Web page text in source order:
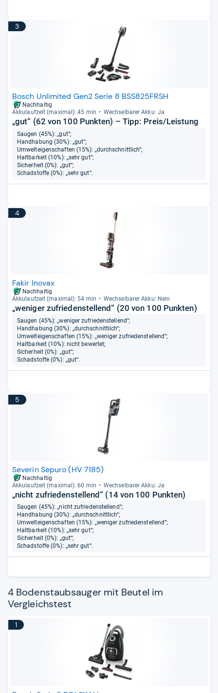
3
Bosch Unlimited Gen2 Serie 8 BSS825FRSH
Nachhaltig
Akku­lauf­zeit (maxi­mal): 45 min
Wech­sel­ba­rer Akku: Ja
„gut“ (62 von 100 Punkten) – Tipp: Preis/Leistung
Saugen (45%): „gut“;
Handhabung (30%): „gut“;
Umwelteigenschaften (15%): „durchschnittlich“;
Haltbarkeit (10%): „sehr gut“;
Sicherheit (0%): „gut“;
Schadstoffe (0%): „sehr gut“.
4
Fakir Inovax
Nachhaltig
Akku­lauf­zeit (maxi­mal): 54 min
Wech­sel­ba­rer Akku: Nein
„weniger zufriedenstellend“ (20 von 100 Punkten)
Saugen (45%): „weniger zufriedenstellend“;
Handhabung (30%): „durchschnittlich“;
Umwelteigenschaften (15%): „weniger zufriedenstellend“;
Haltbarkeit (10%): nicht bewertet;
Sicherheit (0%): „gut“;
Schadstoffe (0%): „gut“.
5
Severin Sepuro (HV 7185)
Nachhaltig
Akku­lauf­zeit (maxi­mal): 60 min
Wech­sel­ba­rer Akku: Ja
„nicht zufriedenstellend“ (14 von 100 Punkten)
Saugen (45%): „nicht zufriedenstellend“;
Handhabung (30%): „durchschnittlich“;
Umwelteigenschaften (15%): „weniger zufriedenstellend“;
Haltbarkeit (10%): „sehr gut“;
Sicherheit (0%): „gut“;
Schadstoffe (0%): „sehr gut“.
4 Bodenstaubsauger mit Beutel im
Vergleichstest
1